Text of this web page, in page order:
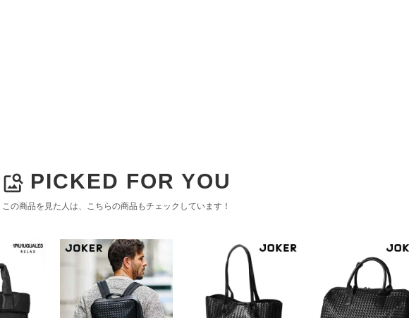
image_search PICKED FOR YOU
この商品を見た人は、こちらの商品もチェックしています！